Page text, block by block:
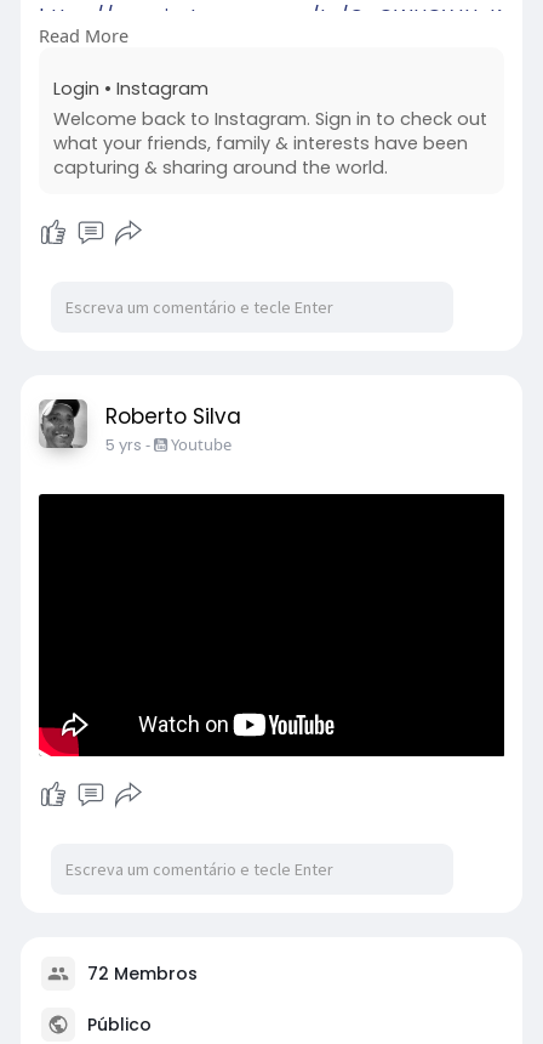
https://www.instagram.com/tv/C....OWHQYJHgK
v/?igshid=v
Read More
Login • Instagram
Welcome back to Instagram. Sign in to check out
what your friends, family & interests have been
capturing & sharing around the world.
Roberto Silva
5 yrs - Youtube
72 Membros
Público